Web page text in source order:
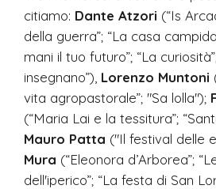
citiamo: Dante Atzori (“Is
della guerra”; “La casa
mani il tuo futuro”; “La
insegnano”), Lorenzo Muntoni
vita agropastorale”; "Sa lolla");
(“Maria Lai e la tessitura”;
Mauro Patta ("Il festival delle
Mura (“Eleonora d’Arborea”;
dell'iperico”; “La festa di San